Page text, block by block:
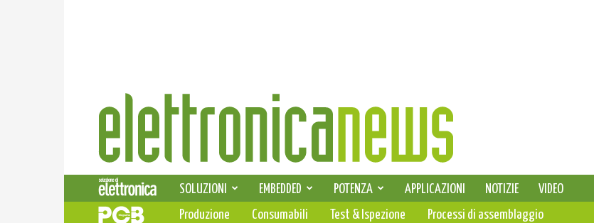
Elettronica
News
SELEZIONE DI ELETTRONICA
SOLUZIONI EMBEDDED POTENZA APPLICAZIONI NOTIZIE
VIDEO
PCB
Produzione Consumabili Test & Ispezione Processi di assemblaggio